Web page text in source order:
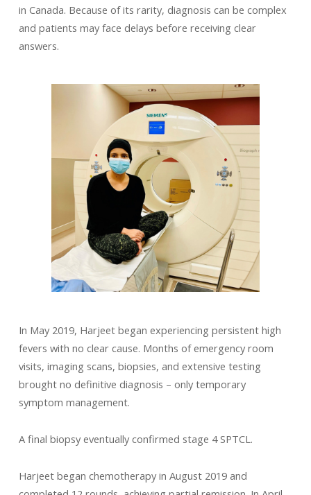
in Canada. Because of its rarity, diagnosis can be complex
and patients may face delays before receiving clear
answers.
In May 2019, Harjeet began experiencing persistent high
fevers with no clear cause. Months of emergency room
visits, imaging scans, biopsies, and extensive testing
brought no definitive diagnosis – only temporary
symptom management.
A final biopsy eventually confirmed stage 4 SPTCL.
Harjeet began chemotherapy in August 2019 and